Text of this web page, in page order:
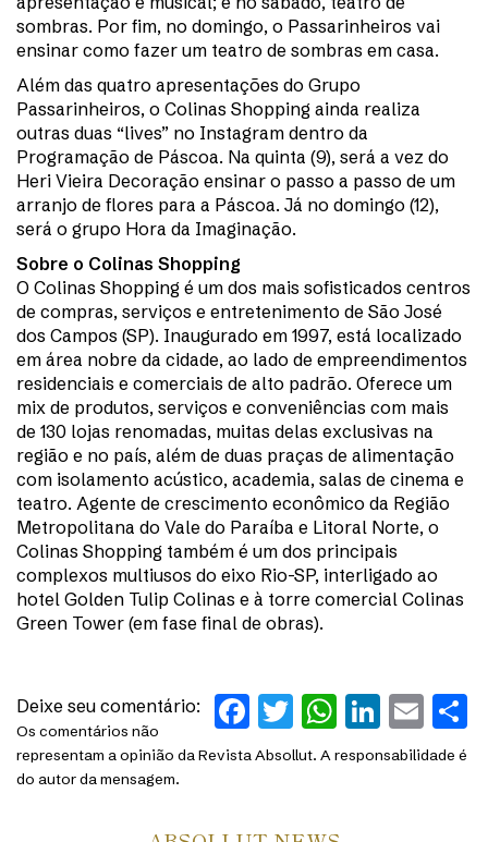
sombras. Por fim, no domingo, o Passarinheiros vai
ensinar como fazer um teatro de sombras em casa.
Além das quatro apresentações do Grupo
Passarinheiros, o Colinas Shopping ainda realiza
outras duas “lives” no Instagram dentro da
Programação de Páscoa. Na quinta (9), será a vez do
Heri Vieira Decoração ensinar o passo a passo de um
arranjo de flores para a Páscoa. Já no domingo (12),
será o grupo Hora da Imaginação.
Sobre o Colinas Shopping
O Colinas Shopping é um dos mais sofisticados centros
de compras, serviços e entretenimento de São José
dos Campos (SP). Inaugurado em 1997, está localizado
em área nobre da cidade, ao lado de empreendimentos
residenciais e comerciais de alto padrão. Oferece um
mix de produtos, serviços e conveniências com mais
de 130 lojas renomadas, muitas delas exclusivas na
região e no país, além de duas praças de alimentação
com isolamento acústico, academia, salas de cinema e
teatro. Agente de crescimento econômico da Região
Metropolitana do Vale do Paraíba e Litoral Norte, o
Colinas Shopping também é um dos principais
complexos multiusos do eixo Rio-SP, interligado ao
hotel Golden Tulip Colinas e à torre comercial Colinas
Green Tower (em fase final de obras).
Facebook
Twitter
Deixe seu comentário:
Os comentários não
representam a opinião da Revista Absollut. A responsabilidade é
do autor da mensagem.